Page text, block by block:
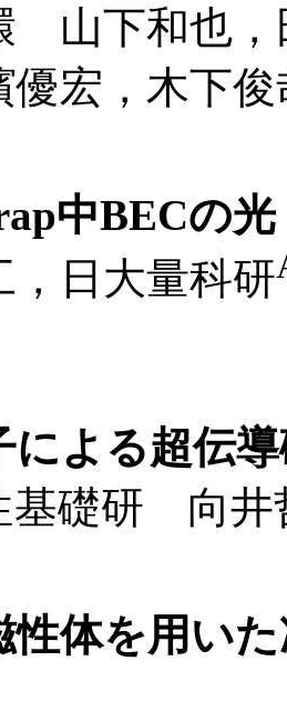
山下和也，
優宏，木下俊
中BECの
，日大量科研
による超伝
基礎研 向井
性体を用い